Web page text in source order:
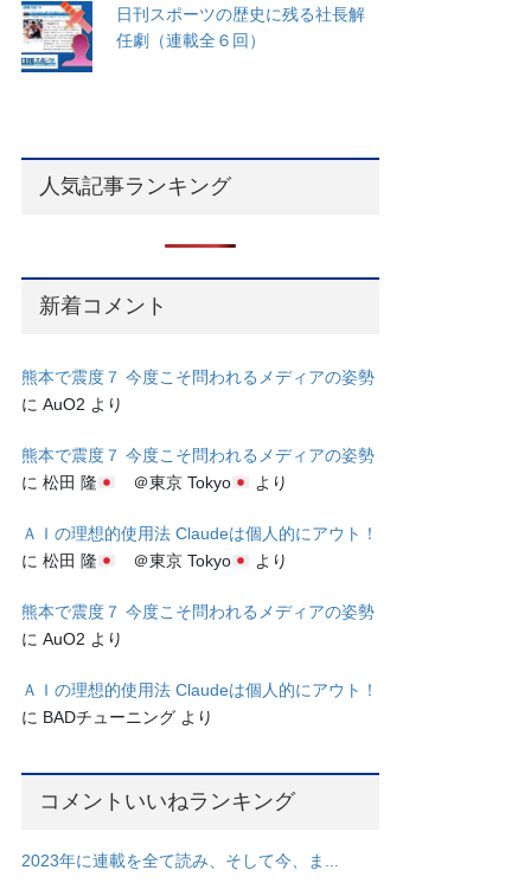
日刊スポーツの歴史に残る社長解
任劇（連載全６回）
人気記事ランキング
新着コメント
熊本で震度７ 今度こそ問われるメディアの姿勢
にAuO2 より
熊本で震度７ 今度こそ問われるメディアの姿勢
に松田 隆 ＠東京 Tokyo より
ＡＩの理想的使用法 Claudeは個人的にアウト！
に松田 隆 ＠東京 Tokyo より
熊本で震度７ 今度こそ問われるメディアの姿勢
にAuO2 より
ＡＩの理想的使用法 Claudeは個人的にアウト！
に BADチューニング より
コメントいいねランキング
2023年に連載を全て読み、そして今、ま...